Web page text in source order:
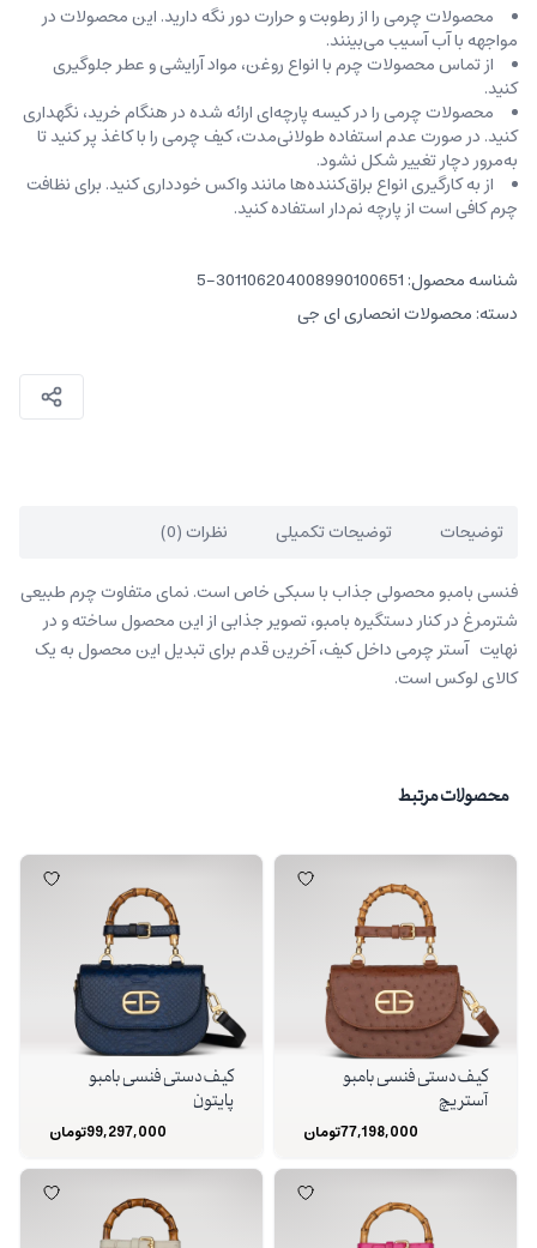
محصولات چرمی را از رطوبت و حرارت دور نگه دارید. این محصولات در
مواجهه با آب آسیب می‌بینند.
از تماس محصولات چرم با انواع روغن‌، مواد آرایشی و عطر جلوگیری
کنید.
محصولات چرمی را در کیسه‌ پارچه‌ای ارائه شده در هنگام خرید، ‌نگهداری
کنید. در صورت عدم استفاده طولانی‌مدت، کیف‌ چرمی را با کاغذ پر کنید تا
به‌مرور دچار تغییر شکل نشود.
از به کارگیری انواع براق‌کننده‌ها مانند واکس خودداری کنید. برای نظافت
چرم کافی است از پارچه‌ نم‌دار استفاده کنید.
شناسه محصول: 301106204008990100651-5
دسته: محصولات انحصاری ای جی
توضیحات توضیحات تکمیلی نظرات (0)
فنسی بامبو محصولی جذاب با سبکی خاص است. نمای متفاوت چرم طبیعی
شترمرغ در کنار دستگیره بامبو، تصویر جذابی از این محصول ساخته و در
نهایت آستر چرمی داخل کیف، آخرین قدم برای تبدیل این محصول به یک
کالای لوکس است.
محصولات مرتبط
کیف دستی فنسی بامبو
آستریچ
77,198,000تومان
کیف دستی فنسی بامبو
پایتون
99,297,000تومان